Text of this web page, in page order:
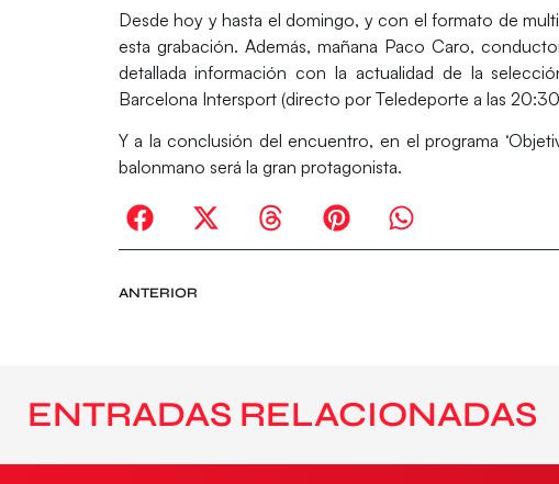
Desde hoy y hasta el domingo, y con el formato de
esta grabación. Además, mañana Paco Caro,
detallada información con la actualidad de la
Barcelona Intersport (directo por Teledeporte a las
Y a la conclusión del encuentro, en el programa
balonmano será la gran protagonista.
ANTERIOR
ENTRADAS RELACIONADAS